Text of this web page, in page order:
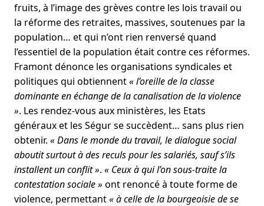
fruits, à l’image des grèves contre les lois travail ou
la réforme des retraites, massives, soutenues par la
population… et qui n’ont rien renversé quand
l’essentiel de la population était contre ces réformes.
Framont dénonce les organisations syndicales et
politiques qui obtiennent« l’oreille de la classe
dominante en échange de la canalisation de la violence
». Les rendez-vous aux ministères, les Etats
généraux et les Ségur se succèdent… sans plus rien
obtenir. « Dans le monde du travail, le dialogue social
aboutit surtout à des reculs pour les salariés, sauf s’ils
installent un conflit ». « Ceux à qui l’on sous-traite la
contestation sociale » ont renoncé à toute forme de
violence, permettant« à celle de la bourgeoisie de se